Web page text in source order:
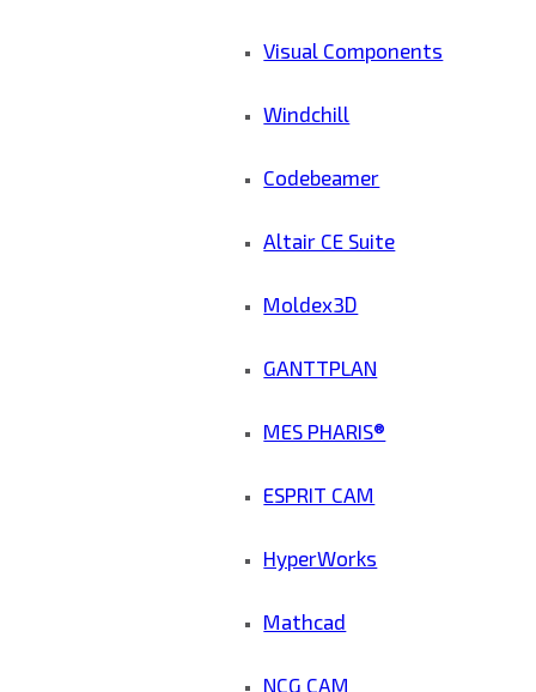
Visual Components
Windchill
Codebeamer
Altair CE Suite
Moldex3D
GANTTPLAN
MES PHARIS®
ESPRIT CAM
HyperWorks
Mathcad
NCG CAM